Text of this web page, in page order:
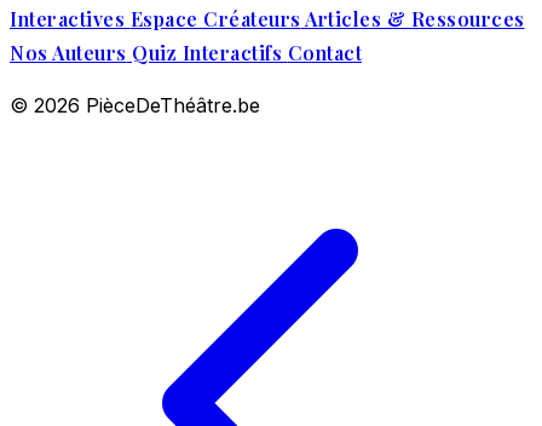
Interactives Espace Créateurs Articles & Ressources
Nos Auteurs Quiz Interactifs Contact
© 2026 PièceDeThéâtre.be